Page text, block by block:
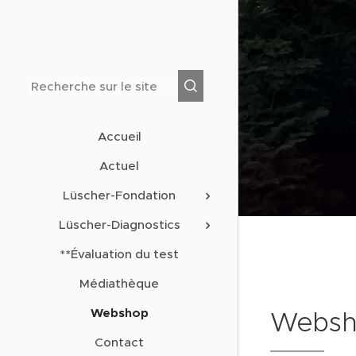
Accueil
Actuel
Lüscher-Fondation
Lüscher-Diagnostics
**Évaluation du test
Médiathèque
Webshop
Contact